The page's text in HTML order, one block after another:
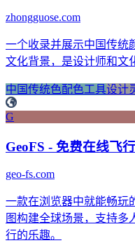
zhongguose.com
一个收录并展示中国传统
文化背景，是设计师和文
中国传统色配色工具设计
G
GeoFS - 免费在线飞
geo-fs.com
一款在浏览器中就能畅玩
图构建全球场景，支持多
行的乐趣。